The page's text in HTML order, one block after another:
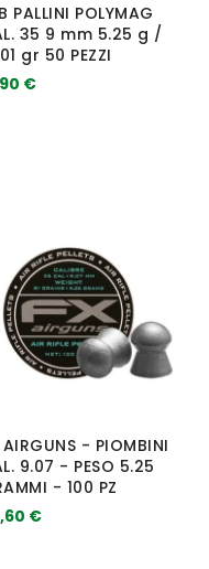
PALLINI POLYMAG
35 9 mm 5.25 g /
gr 50 PEZZI
€
AIRGUNS - PIOMBINI
9.07 - PESO 5.25
- 100 PZ
€